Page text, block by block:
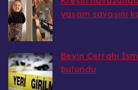
yaşam savaşını
Beyin Cerrahı
bulundu